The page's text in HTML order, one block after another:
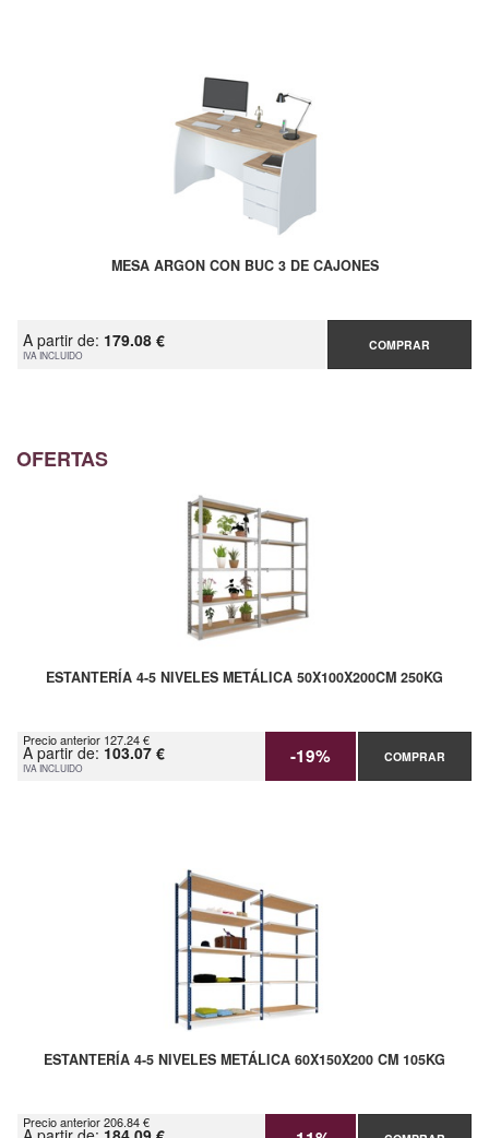
MESA ARGON CON BUC 3 DE CAJONES
A partir de: 179.08 €
IVA INCLUIDO
COMPRAR
OFERTAS
ESTANTERÍA 4-5 NIVELES METÁLICA 50X100X200CM 250KG
Precio anterior 127.24 €
A partir de: 103.07 €
IVA INCLUIDO -19% COMPRAR
ESTANTERÍA 4-5 NIVELES METÁLICA 60X150X200 CM 105KG
Precio anterior 206.84 €